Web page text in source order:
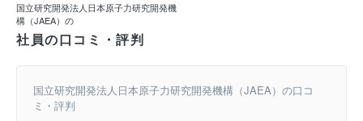
国立研究開発法人日本原子力研究開発機
構（JAEA）の
社員の口コミ・評判
国立研究開発法人日本原子力研究開発機構（JAEA）の口コ
ミ・評判